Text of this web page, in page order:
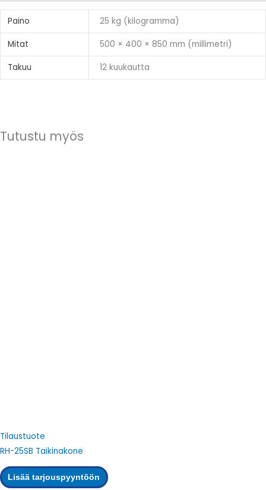
Paino 25 kg (kilogramma)
Mitat 500 × 400 × 850 mm (millimetri)
Takuu 12 kuukautta
Tutustu myös
Tilaustuote
RH-25SB Taikinakone
Lisää tarjouspyyntöön